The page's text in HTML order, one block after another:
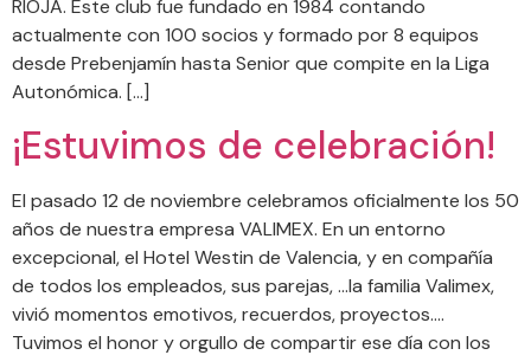
RIOJA. Este club fue fundado en 1984 contando
actualmente con 100 socios y formado por 8 equipos
desde Prebenjamín hasta Senior que compite en la Liga
Autonómica. […]
¡Estuvimos de celebración!
El pasado 12 de noviembre celebramos oficialmente los 50
años de nuestra empresa VALIMEX. En un entorno
excepcional, el Hotel Westin de Valencia, y en compañía
de todos los empleados, sus parejas, …la familia Valimex,
vivió momentos emotivos, recuerdos, proyectos….
Tuvimos el honor y orgullo de compartir ese día con los